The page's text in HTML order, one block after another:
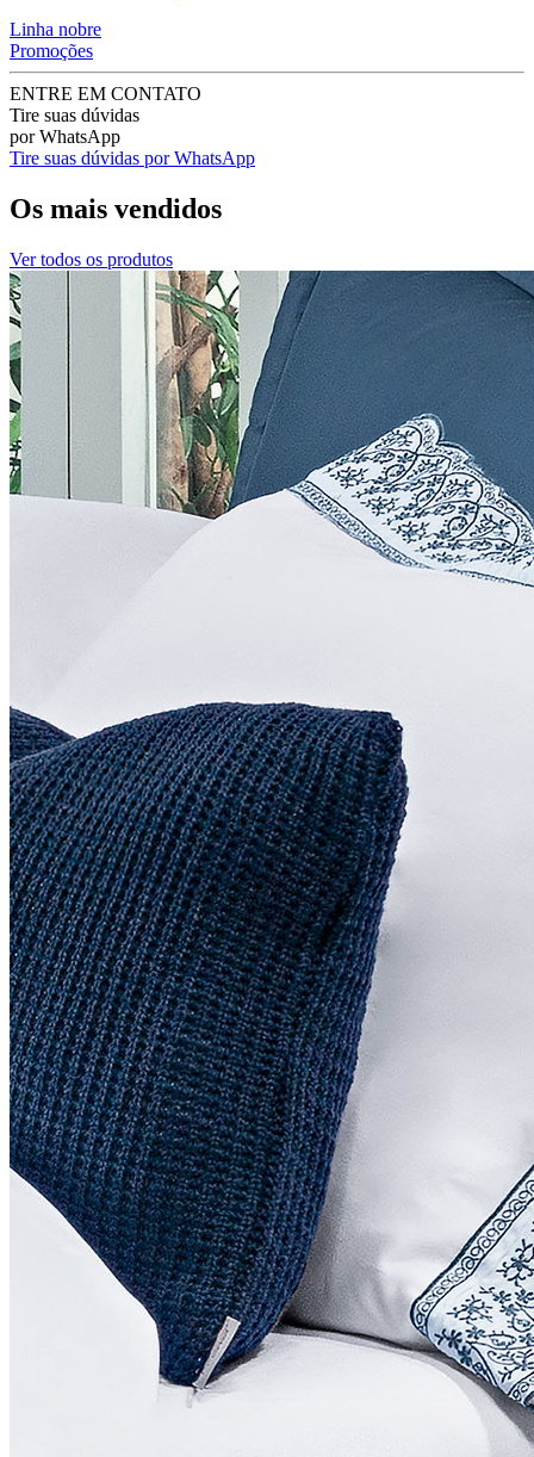
Linha nobre
Promoções
ENTRE EM CONTATO
Tire suas dúvidas
por WhatsApp
Tire suas dúvidas por WhatsApp
Os mais vendidos
Ver todos os produtos